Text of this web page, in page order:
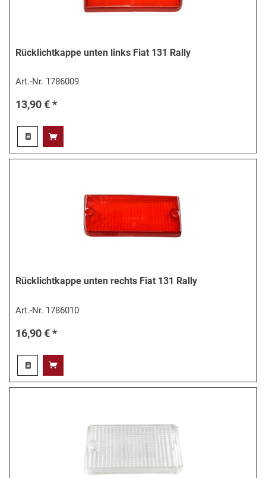
Rücklichtkappe unten links Fiat 131 Rally
Art.-Nr. 1786009
13,90 € *
Rücklichtkappe unten rechts Fiat 131 Rally
Art.-Nr. 1786010
16,90 € *